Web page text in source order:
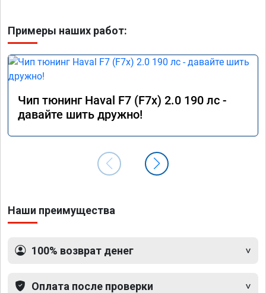
Примеры наших работ:
Чип тюнинг Haval F7 (F7x) 2.0 190 лс -
давайте шить дружно!
Наши преимущества
100% возврат денег
Оплата после проверки